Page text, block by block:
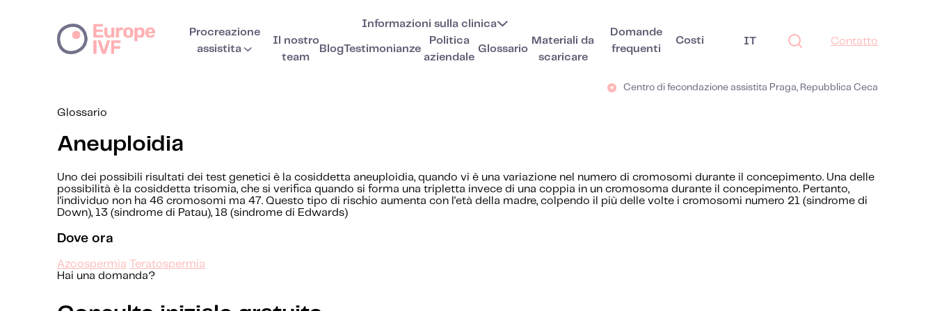
Procreazione
assistita
Informazioni sulla clinica
Il nostro
team
BlogTestimonianze
Politica
aziendale
Glossario
Materiali da
scaricare
Domande
frequenti
Costi IT Contatto
Centro di fecondazione assistita Praga, Repubblica Ceca
Glossario
Aneuploidia
Uno dei possibili risultati dei test genetici è la cosiddetta aneuploidia, quando vi è una variazione nel numero di cromosomi durante il concepimento. Una delle
possibilità è la cosiddetta trisomia, che si verifica quando si forma una tripletta invece di una coppia in un cromosoma durante il concepimento. Pertanto,
l'individuo non ha 46 cromosomi ma 47. Questo tipo di rischio aumenta con l'età della madre, colpendo il più delle volte i cromosomi numero 21 (sindrome di
Down), 13 (sindrome di Patau), 18 (sindrome di Edwards)
Dove ora
Azoospermia
Teratospermia
Hai una domanda?